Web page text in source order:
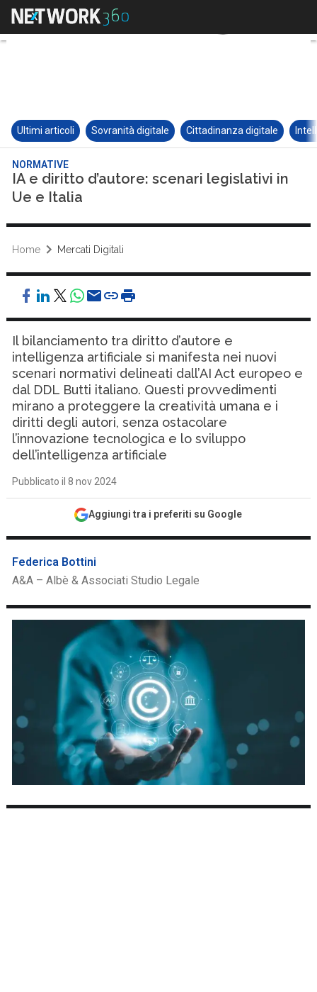
Ultimi articoli Sovranità digitale Cittadinanza digitale
NORMATIVE
IA e diritto d’autore: scenari legislativi in
Ue e Italia
Home Mercati Digitali
Il bilanciamento tra diritto d’autore e
intelligenza artificiale si manifesta nei nuovi
scenari normativi delineati dall’AI Act europeo e
dal DDL Butti italiano. Questi provvedimenti
mirano a proteggere la creatività umana e i
diritti degli autori, senza ostacolare
l’innovazione tecnologica e lo sviluppo
dell’intelligenza artificiale
Pubblicato il 8 nov 2024
Aggiungi tra i preferiti su Google
Federica Bottini
A&A – Albè & Associati Studio Legale